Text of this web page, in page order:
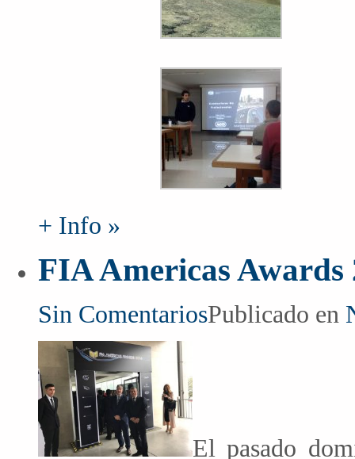
+ Info »
FIA Americas Awards
Sin ComentariosPublicado en
El pasado